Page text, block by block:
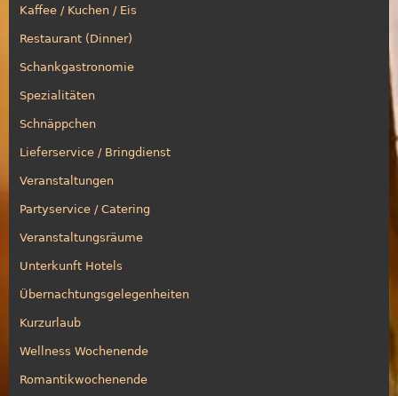
Kaffee / Kuchen / Eis
Restaurant (Dinner)
Schankgastronomie
Spezialitäten
Schnäppchen
Lieferservice / Bringdienst
Veranstaltungen
Partyservice / Catering
Veranstaltungsräume
Unterkunft Hotels
Übernachtungsgelegenheiten
Kurzurlaub
Wellness Wochenende
Romantikwochenende